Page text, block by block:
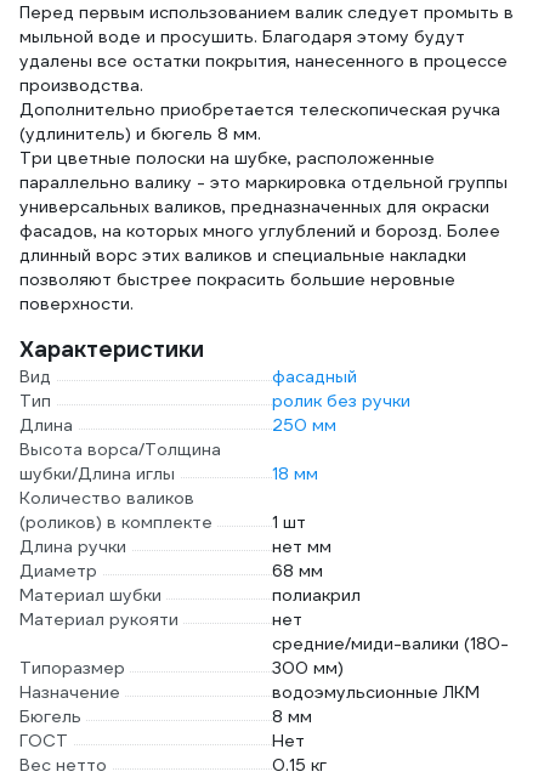
Перед первым использованием валик следует промыть в
мыльной воде и просушить. Благодаря этому будут
удалены все остатки покрытия, нанесенного в процессе
производства.
Дополнительно приобретается телескопическая ручка
(удлинитель) и бюгель 8 мм.
Три цветные полоски на шубке, расположенные
параллельно валику - это маркировка отдельной группы
универсальных валиков, предназначенных для окраски
фасадов, на которых много углублений и борозд. Более
длинный ворс этих валиков и специальные накладки
позволяют быстрее покрасить большие неровные
поверхности.
Характеристики
Вид
фасадный
Тип
ролик без ручки
Длина
250 мм
Высота ворса/Толщина
шубки/Длина иглы
18 мм
Количество валиков
(роликов) в комплекте
1 шт
Длина ручки
нет мм
Диаметр
68 мм
Материал шубки
полиакрил
Материал рукояти
нет
Типоразмер
средние/миди-валики (180-
300 мм)
Назначение
водоэмульсионные ЛКМ
Бюгель
8 мм
ГОСТ
Нет
Вес нетто
0.15 кг